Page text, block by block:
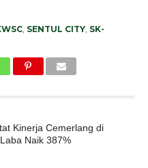
, SENTUL CITY, SK-
Kinerja Cemerlang di
Naik 387%